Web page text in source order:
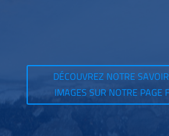
DÉCOUVREZ NOTRE
IMAGES SUR NOTRE PAGE